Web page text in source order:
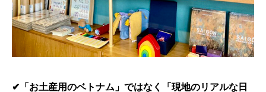
✔︎「お土産用のベトナム」ではなく「現地のリアルな日